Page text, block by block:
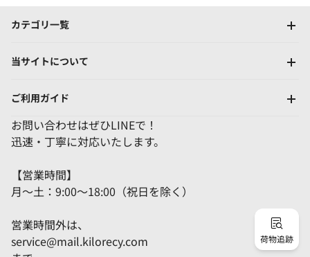
カテゴリ一覧
当サイトについて
ご利用ガイド
お問い合わせはぜひLINEで！
迅速・丁寧に対応いたします。
【営業時間】
月～土：9:00～18:00（祝日を除く）
営業時間外は、
service@mail.kilorecy.com
荷物追跡